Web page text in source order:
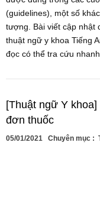
(guidelines), một số
tượng. Bài viết cập nhật
thuật ngữ y khoa Tiếng
đọc có thể tra cứu
[Thuật ngữ Y
đơn thuốc
05/01/2021 Chuyên mục :